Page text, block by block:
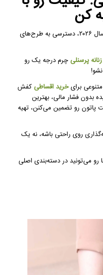
کن
یکی از بزرگترین مزایای خرید آنلاین در سال ۲۰۲۶، دسترسی به طرح‌های
پرسنلی چرم درجه یک رو
برایخرید اقساطی کفش
بدون فشار مالی، بهترین
پاتون رو تضمین می‌کنن، تهیه
روی راحتی باشه، نه یک
رو می‌تونید در دسته‌بندی اصلی